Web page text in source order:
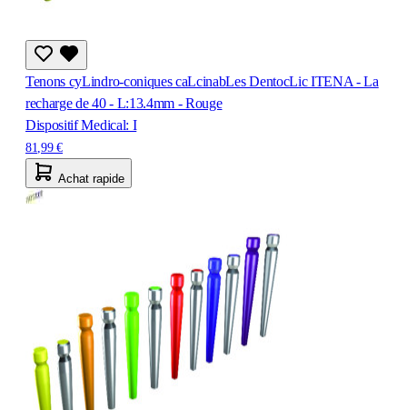
Tenons cyLindro-coniques caLcinabLes DentocLic ITENA - La
recharge de 40 - L:13.4mm - Rouge
Dispositif Medical: I
81,99 €
Achat rapide